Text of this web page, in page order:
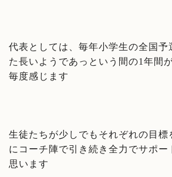
代表としては、毎年小学生の全国予
た長いようであっという間の1年間
毎度感じます
生徒たちが少しでもそれぞれの目標
にコーチ陣で引き続き全力でサポー
思います